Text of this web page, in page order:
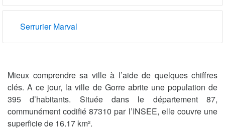
Serrurier Marval
Mieux comprendre sa ville à l’aide de quelques chiffres
clés. A ce jour, la ville de Gorre abrite une population de
395 d’habitants. Située dans le département 87,
communément codifié 87310 par l’INSEE, elle couvre une
superficie de 16.17 km².